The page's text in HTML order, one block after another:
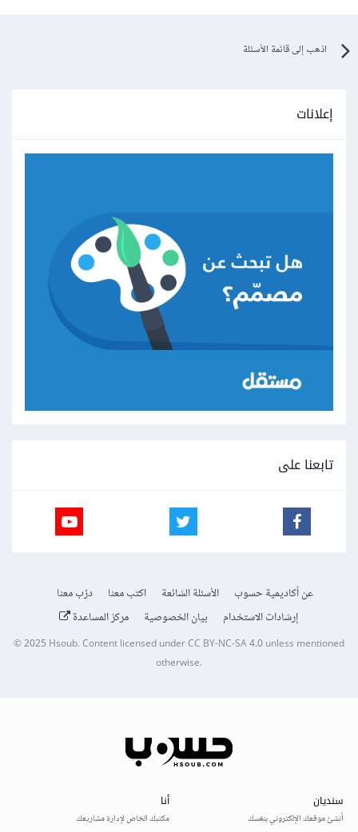
اذهب إلى قائمة الأسئلة
إعلانات
تابعنا على
عن أكاديمية حسوب الأسئلة الشائعة اكتب معنا
درّب معنا
إرشادات الاستخدام
بيان الخصوصية مركز المساعدة
© 2025Hsoub.Content licensed underCC BY-NC-SA 4.0unless mentioned
otherwise.